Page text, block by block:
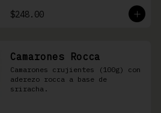
$248.00
Camarones Rocca
Camarones crujientes (100g) con
aderezo rocca a base de
sriracha.